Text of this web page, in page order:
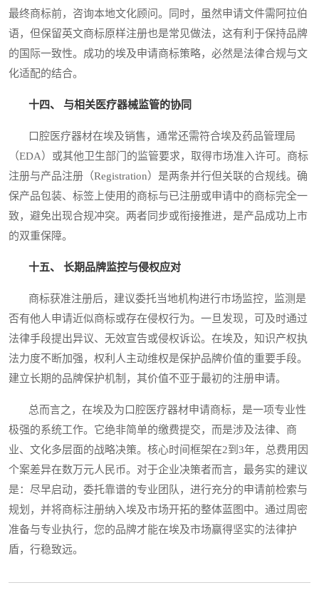
最终商标前，咨询本地文化顾问。同时，虽然申请文件需阿拉伯
语，但保留英文商标原样注册也是常见做法，这有利于保持品牌
的国际一致性。成功的埃及申请商标策略，必然是法律合规与文
化适配的结合。
十四、 与相关医疗器械监管的协同
口腔医疗器材在埃及销售，通常还需符合埃及药品管理局
（EDA）或其他卫生部门的监管要求，取得市场准入许可。商标
注册与产品注册（Registration）是两条并行但关联的合规线。确
保产品包装、标签上使用的商标与已注册或申请中的商标完全一
致，避免出现合规冲突。两者同步或衔接推进，是产品成功上市
的双重保障。
十五、 长期品牌监控与侵权应对
商标获准注册后，建议委托当地机构进行市场监控，监测是
否有他人申请近似商标或存在侵权行为。一旦发现，可及时通过
法律手段提出异议、无效宣告或侵权诉讼。在埃及，知识产权执
法力度不断加强，权利人主动维权是保护品牌价值的重要手段。
建立长期的品牌保护机制，其价值不亚于最初的注册申请。
总而言之，在埃及为口腔医疗器材申请商标，是一项专业性
极强的系统工作。它绝非简单的缴费提交，而是涉及法律、商
业、文化多层面的战略决策。核心时间框架在2到3年，总费用因
个案差异在数万元人民币。对于企业决策者而言，最务实的建议
是：尽早启动，委托靠谱的专业团队，进行充分的申请前检索与
规划，并将商标注册纳入埃及市场开拓的整体蓝图中。通过周密
准备与专业执行，您的品牌才能在埃及市场赢得坚实的法律护
盾，行稳致远。